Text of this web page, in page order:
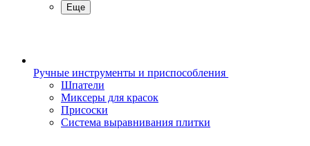
Еще
Ручные инструменты и приспособления
Шпатели
Миксеры для красок
Присоски
Система выравнивания плитки